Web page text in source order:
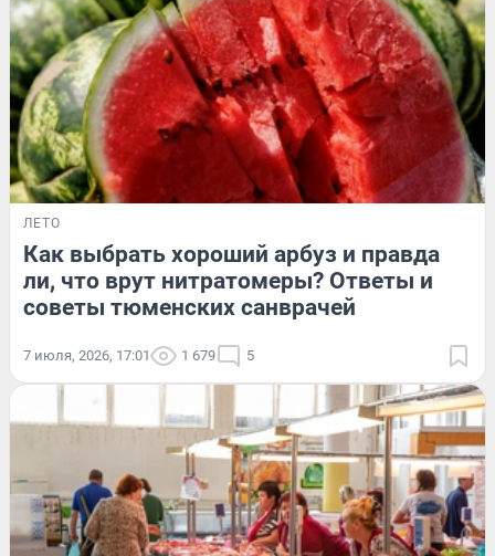
ЛЕТО
Как выбрать хороший арбуз и правда
ли, что врут нитратомеры? Ответы и
советы тюменских санврачей
7 июля, 2026, 17:01 1 679 5